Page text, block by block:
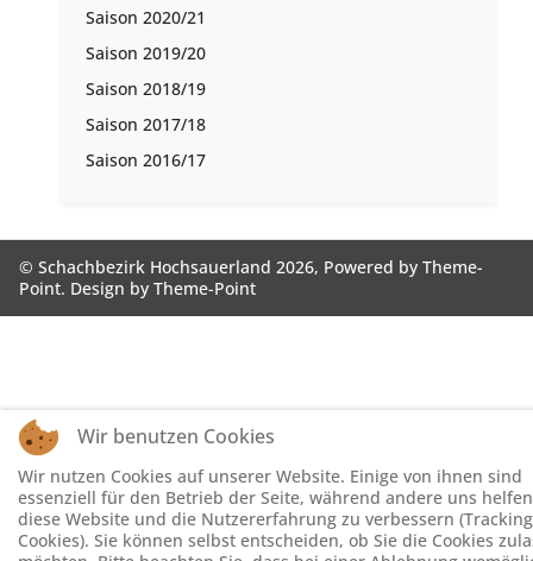
Saison 2020/21
Saison 2019/20
Saison 2018/19
Saison 2017/18
Saison 2016/17
© Schachbezirk Hochsauerland 2026, Powered byTheme-
Point. Design byTheme-Point
Wir benutzen Cookies
Wir nutzen Cookies auf unserer Website. Einige von ihnen sind
essenziell für den Betrieb der Seite, während andere uns
diese Website und die Nutzererfahrung zu verbessern (Tracking
Cookies). Sie können selbst entscheiden, ob Sie die Cookies